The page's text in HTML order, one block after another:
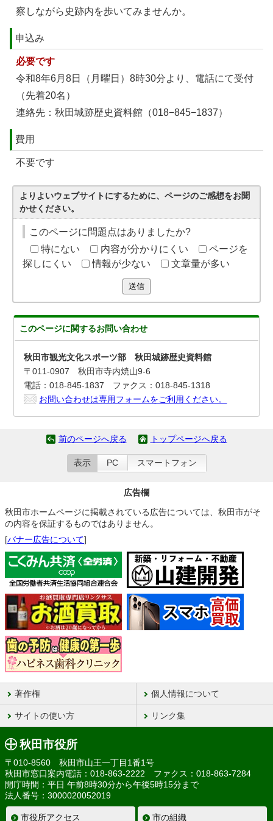
察しながら史跡内を歩いてみませんか。
申込み
必要です
令和8年6月8日（月曜日）8時30分より、電話にて受付
（先着20名）
連絡先：秋田城跡歴史資料館（018−845−1837）
費用
不要です
よりよいウェブサイトにするために、ページのご感想をお聞
かせください。
このページに問題点はありましたか?
特にない
内容が分かりにくい
ページを
探しにくい
情報が少ない 文章量が多い
送信
このページに関するお問い合わせ
秋田市観光文化スポーツ部 秋田城跡歴史資料館
〒011-0907 秋田市寺内焼山9-6
電話：018-845-1837 ファクス：018-845-1318
お問い合わせは専用フォームをご利用ください。
前のページへ戻る トップページへ戻る
表示 PC スマートフォン
広告欄
秋田市ホームページに掲載されている広告については、秋田市がそ
の内容を保証するものではありません。
[バナー広告について]
著作権 個人情報について
サイトの使い方 リンク集
秋田市役所
〒010-8560 秋田市山王一丁目1番1号
秋田市窓口案内電話：018-863-2222 ファクス：018-863-7284
開庁時間：平日 午前8時30分から午後5時15分まで
法人番号：3000020052019
市役所アクセス 市の組織